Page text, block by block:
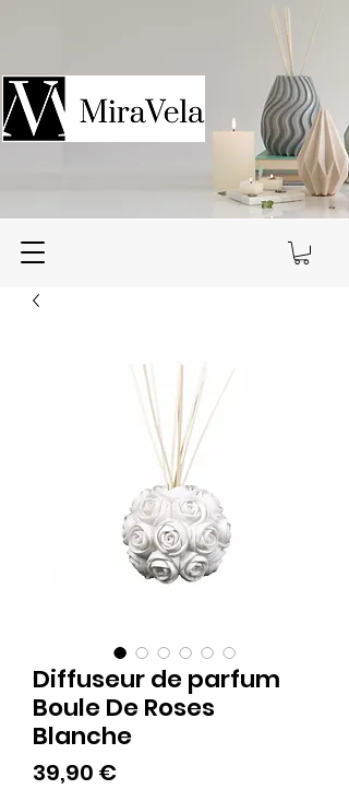
Diffuseur de parfum
Boule De Roses
Blanche
39,90 €Prix